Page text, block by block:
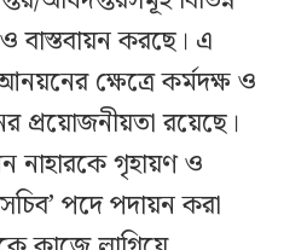
বাস্তবায়ন করছে। এ
ক্ষেত্রে কর্মদক্ষ ও
প্রয়োজনীয়তা রয়েছে।
নাহারকে গৃহায়ণ ও
পদে পদায়ন করা